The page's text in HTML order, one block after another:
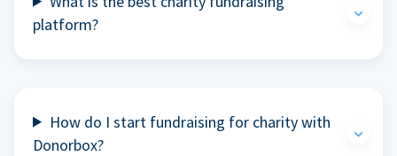
platform?
How do I start fundraising for charity with
Donorbox?